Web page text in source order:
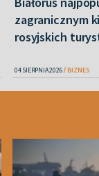
zagranicznym
rosyjskich
04 SIERPNIA 2026 BIZNES